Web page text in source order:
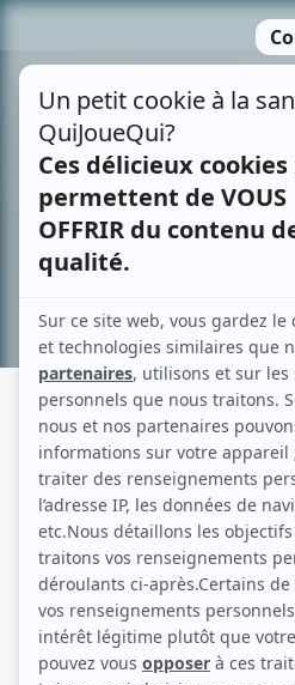
contenu
QUI VEUT
POLITIQUE?